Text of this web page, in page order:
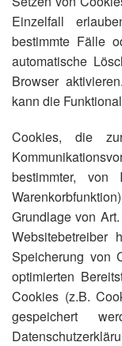
Einzelfall
bestimmte Fälle
automatische
Browser
kann die
Cookies, die
bestimmter, von
Grundlage von
Websitebetreiber
Speicherung von
optimierten
Cookies (z.B.
gespeichert